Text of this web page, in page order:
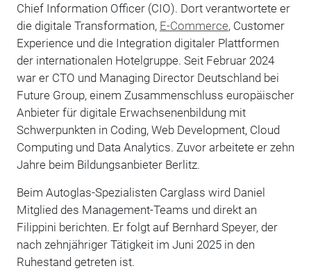
Chief Information Officer (CIO). Dort verantwortete er
die digitale Transformation, E-Commerce, Customer
Experience und die Integration digitaler Plattformen
der internationalen Hotelgruppe. Seit Februar 2024
war er CTO und Managing Director Deutschland bei
Future Group, einem Zusammenschluss europäischer
Anbieter für digitale Erwachsenenbildung mit
Schwerpunkten in Coding, Web Development, Cloud
Computing und Data Analytics. Zuvor arbeitete er zehn
Jahre beim Bildungsanbieter Berlitz.
Beim Autoglas-Spezialisten Carglass wird Daniel
Mitglied des Management-Teams und direkt an
Filippini berichten. Er folgt auf Bernhard Speyer, der
nach zehnjähriger Tätigkeit im Juni 2025 in den
Ruhestand getreten ist.